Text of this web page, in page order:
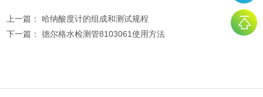
上一篇：哈纳酸度计的组成和测试规程
下一篇：德尔格水检测管8103061使用方法